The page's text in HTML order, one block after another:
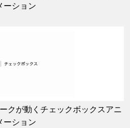
ーション
クが動くチェックボックスアニ
ーション